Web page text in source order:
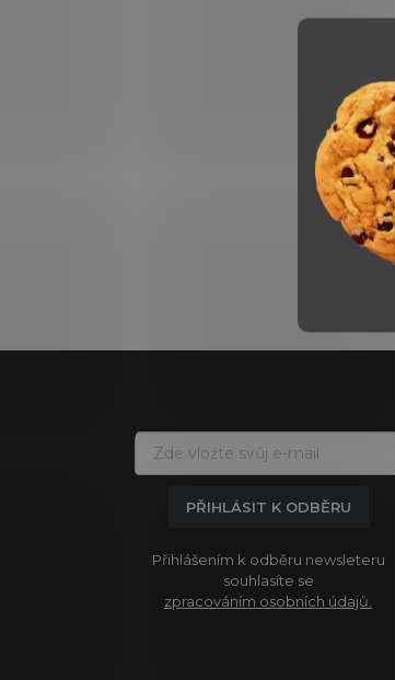
PŘIHLÁSIT K ODBĚRU
Přihlášením k odběru newsleteru
souhlasíte se
zpracováním osobních údajů.